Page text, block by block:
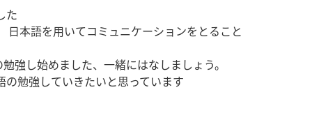
た
本語を用いてコミュニケーションをとること
強し始めました、一緒にはなしましょう。
勉強していきたいと思っています